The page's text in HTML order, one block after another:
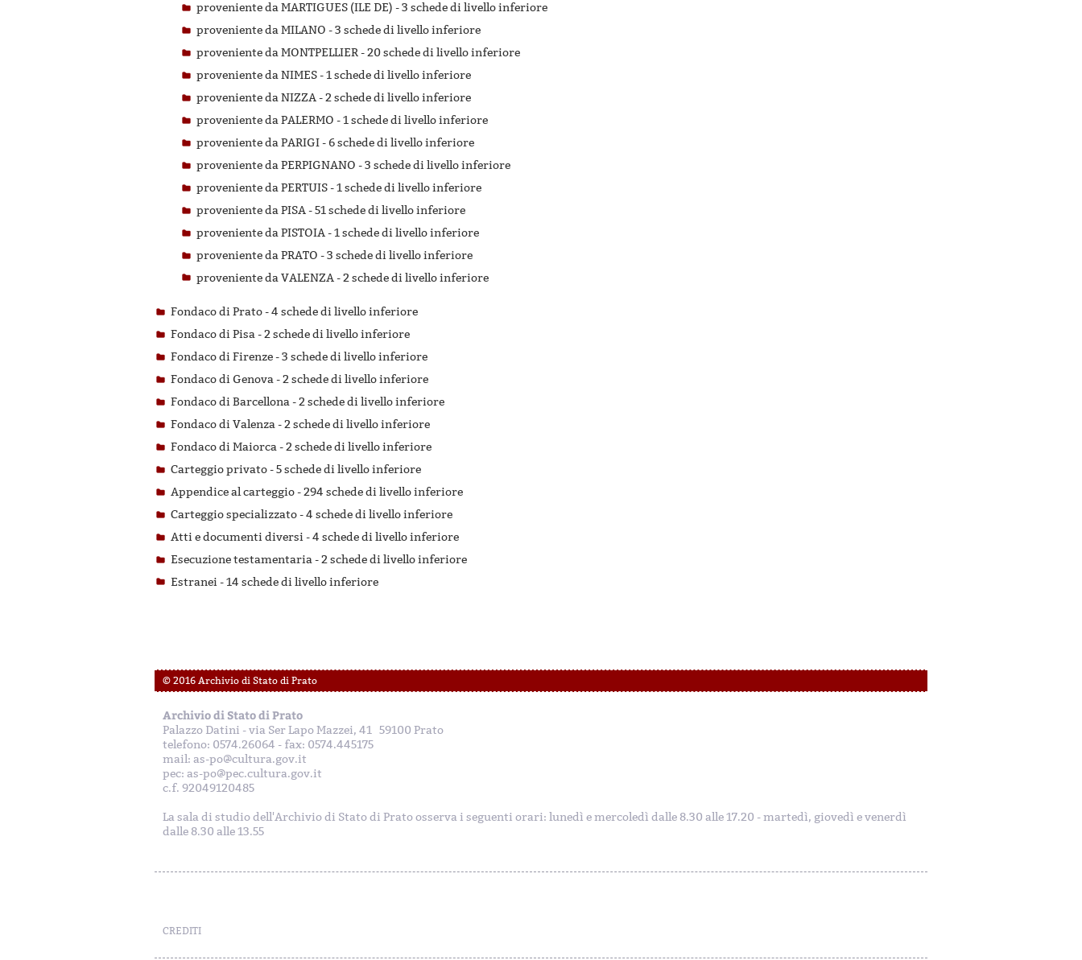
proveniente da MARTIGUES (ILE DE) -3 schede di livello inferiore
proveniente da MILANO -3 schede di livello inferiore
proveniente da MONTPELLIER -20 schede di livello inferiore
proveniente da NIMES -1 schede di livello inferiore
proveniente da NIZZA -2 schede di livello inferiore
proveniente da PALERMO -1 schede di livello inferiore
proveniente da PARIGI -6 schede di livello inferiore
proveniente da PERPIGNANO -3 schede di livello inferiore
proveniente da PERTUIS -1 schede di livello inferiore
proveniente da PISA -51 schede di livello inferiore
proveniente da PISTOIA -1 schede di livello inferiore
proveniente da PRATO -3 schede di livello inferiore
proveniente da VALENZA -2 schede di livello inferiore
Fondaco di Prato -4 schede di livello inferiore
Fondaco di Pisa -2 schede di livello inferiore
Fondaco di Firenze -3 schede di livello inferiore
Fondaco di Genova -2 schede di livello inferiore
Fondaco di Barcellona -2 schede di livello inferiore
Fondaco di Valenza -2 schede di livello inferiore
Fondaco di Maiorca -2 schede di livello inferiore
Carteggio privato -5 schede di livello inferiore
Appendice al carteggio -294 schede di livello inferiore
Carteggio specializzato -4 schede di livello inferiore
Atti e documenti diversi -4 schede di livello inferiore
Esecuzione testamentaria -2 schede di livello inferiore
Estranei -14 schede di livello inferiore
© 2016 Archivio di Stato di Prato
Archivio di Stato di Prato
Palazzo Datini - via Ser Lapo Mazzei, 41 59100 Prato
telefono: 0574.26064 - fax: 0574.445175
mail: as-po@cultura.gov.it
pec: as-po@pec.cultura.gov.it
c.f. 92049120485
La sala di studio dell'Archivio di Stato di Prato osserva i seguenti orari: lunedì e mercoledì dalle 8.30 alle 17.20 - martedì, giovedì e venerdì
dalle 8.30 alle 13.55
CREDITI